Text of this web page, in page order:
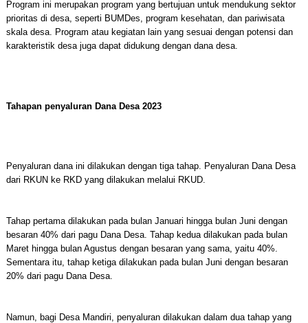
Program ini merupakan program yang bertujuan untuk mendukung sektor
prioritas di desa, seperti BUMDes, program kesehatan, dan pariwisata
skala desa. Program atau kegiatan lain yang sesuai dengan potensi dan
karakteristik desa juga dapat didukung dengan dana desa.
Tahapan penyaluran Dana Desa 2023
Penyaluran dana ini dilakukan dengan tiga tahap. Penyaluran Dana Desa
dari RKUN ke RKD yang dilakukan melalui RKUD.
Tahap pertama dilakukan pada bulan Januari hingga bulan Juni dengan
besaran 40% dari pagu Dana Desa. Tahap kedua dilakukan pada bulan
Maret hingga bulan Agustus dengan besaran yang sama, yaitu 40%.
Sementara itu, tahap ketiga dilakukan pada bulan Juni dengan besaran
20% dari pagu Dana Desa.
Namun, bagi Desa Mandiri, penyaluran dilakukan dalam dua tahap yang